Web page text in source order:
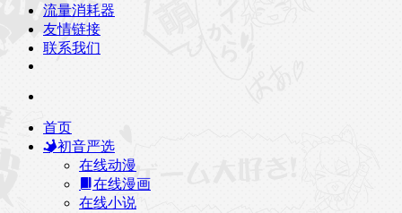
流量消耗器
友情链接
联系我们
首页
初音严选
在线动漫
在线漫画
在线小说